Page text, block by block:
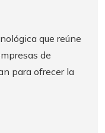
que reúne
de
para ofrecer la